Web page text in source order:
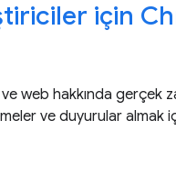
için
web hakkında gerçek
ve duyurular almak